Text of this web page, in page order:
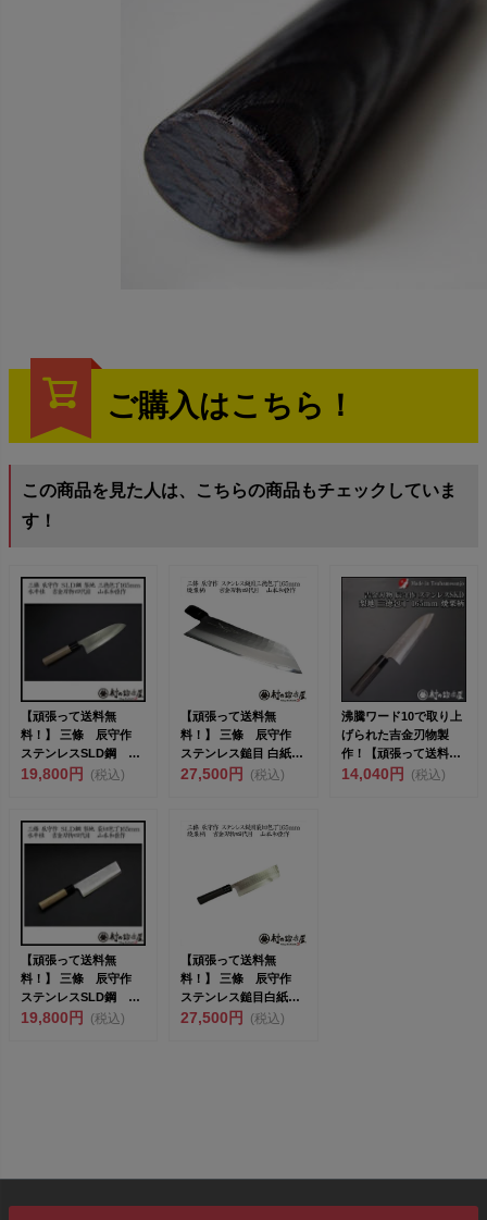
ご購入はこちら！
この商品を見た人は、こちらの商品もチェックしていま
す！
【頑張って送料無
料！】 三條 辰守作
ステンレスSLD鋼 梨
地 三徳包丁165mm
19,800円 (税込)
【頑張って送料無
料！】 三條 辰守作
ステンレス鎚目 白紙
鋼 三徳包丁165mm焼
27,500円 (税込)
沸騰ワード10で取り上
げられた吉金刃物製
作！【頑張って送料無
料！】 三條 辰守作
14,040円 (税込)
【頑張って送料無
料！】 三條 辰守作
ステンレスSLD鋼 梨
地 菜切包丁（地型包
19,800円 (税込)
【頑張って送料無
料！】 三條 辰守作
ステンレス鎚目白紙
鋼 地型包丁（菜切包
27,500円 (税込)